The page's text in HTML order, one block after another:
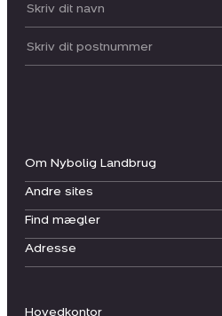
Hovedkontor
Om Nybolig Landbrug
Andre sites
Find mægler
Adresse
Dit navn:
Postnummer